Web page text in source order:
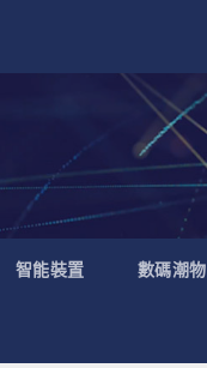
智能裝置 數碼潮物